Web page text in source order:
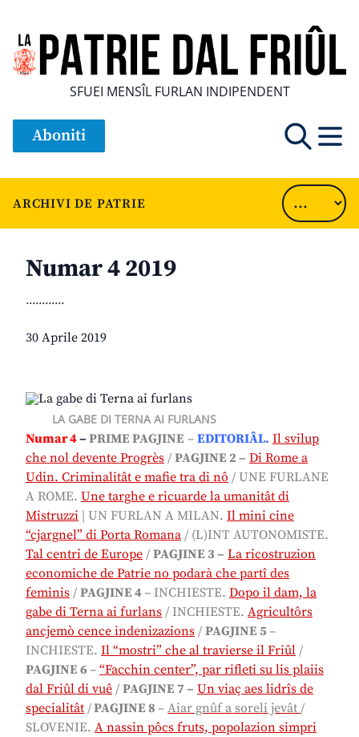
SFUEI MENSÎL FURLAN INDIPENDENT
Aboniti
ARCHIVI DE PATRIE
Numar 4 2019
............
30 Aprile 2019
LA GABE DI TERNA AI FURLANS
Numar 4– PRIME PAGJINE – EDITORIÂL. Il svilup
che nol devente Progrès / PAGJINE 2 – Di Rome a
Udin. Criminalitât e mafie tra di nô / UNE FURLANE
A ROME. Une targhe e ricuarde la umanitât di
Mistruzzi | UN FURLAN A MILAN. Il mini cine
“cjargnel” di Porta Romana / (L)INT AUTONOMISTE.
Tal centri de Europe / PAGJINE 3 – La ricostruzion
economiche de Patrie no podarà che partî des
feminis / PAGJINE 4– INCHIESTE. Dopo il dam, la
gabe di Terna ai furlans / INCHIESTE. Agricultôrs
ancjemò cence indenizazions / PAGJINE 5 –
INCHIESTE. Il “mostri” che al travierse il Friûl /
PAGJINE 6 – “Facchin center”, par rifleti su lis plaiis
dal Friûl di vuê / PAGJINE 7 – Un viaç aes lidrîs de
specialitât /PAGJINE 8 – Aiar gnûf a soreli jevât /
SLOVENIE. A nassin pôcs fruts, popolazion simpri